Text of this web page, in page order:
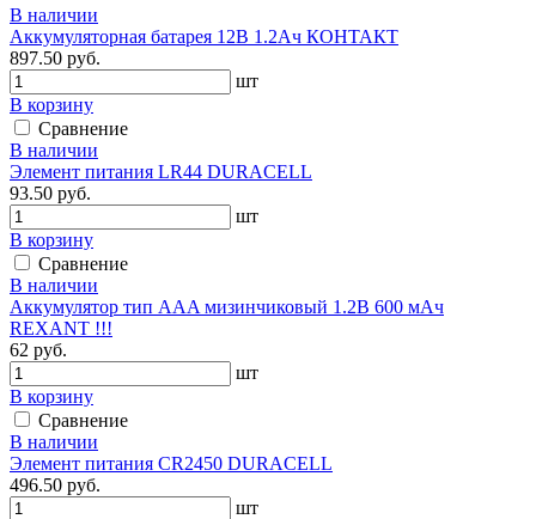
В наличии
Аккумуляторная батарея 12В 1.2Ач КОНТАКТ
897.50 руб.
шт
В корзину
Сравнение
В наличии
Элемент питания LR44 DURACELL
93.50 руб.
шт
В корзину
Сравнение
В наличии
Аккумулятор тип AAA мизинчиковый 1.2В 600 мАч
REXANT !!!
62 руб.
шт
В корзину
Сравнение
В наличии
Элемент питания CR2450 DURACELL
496.50 руб.
шт